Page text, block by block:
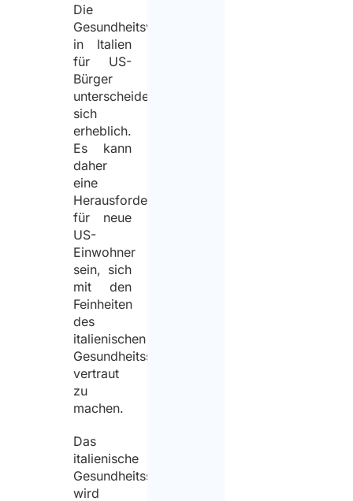
Die
Gesundheitsversorgung
in Italien
für US-
Bürger
unterscheidet
sich
erheblich.
Es kann
daher
eine
Herausforderung
für neue
US-
Einwohner
sein, sich
mit den
Feinheiten
des
italienischen
Gesundheitssystems
vertraut
zu
machen.
Das
italienische
Gesundheitssystem
wird